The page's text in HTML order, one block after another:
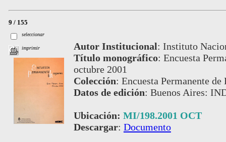
9 / 155
seleccionar
imprimir Autor Institucional: Instituto
Título monográfico: Encuesta
octubre 2001
Colección: Encuesta Permanente de
Datos de edición: Buenos Aires:
Ubicación: MI/198.2001 OCT
Descargar: Documento